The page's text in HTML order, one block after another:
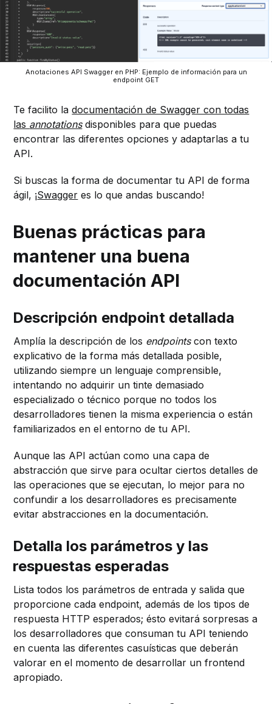
Anotaciones API Swagger en PHP: Ejemplo de información para un
endpoint GET
Te facilito ladocumentación de Swagger con todas
las annotationsdisponibles para que puedas
encontrar las diferentes opciones y adaptarlas a tu
API.
Si buscas la forma de documentar tu API de forma
ágil, ¡Swagger es lo que andas buscando!
Buenas prácticas para
mantener una buena
documentación API
Descripción endpoint detallada
Amplía la descripción de los endpointscon texto
explicativo de la forma más detallada posible,
utilizando siempre un lenguaje comprensible,
intentando no adquirir un tinte demasiado
especializado o técnico porque no todos los
desarrolladores tienen la misma experiencia o están
familiarizados en el entorno de tu API.
Aunque las API actúan como una capa de
abstracción que sirve para ocultar ciertos detalles de
las operaciones que se ejecutan, lo mejor para no
confundir a los desarrolladores es precisamente
evitar abstracciones en la documentación.
Detalla los parámetros y las
respuestas esperadas
Lista todos los parámetros de entrada y salida que
proporcione cada endpoint, además de los tipos de
respuesta HTTP esperados; ésto evitará sorpresas a
los desarrolladores que consuman tu API teniendo
en cuenta las diferentes casuísticas que deberán
valorar en el momento de desarrollar un frontend
apropiado.